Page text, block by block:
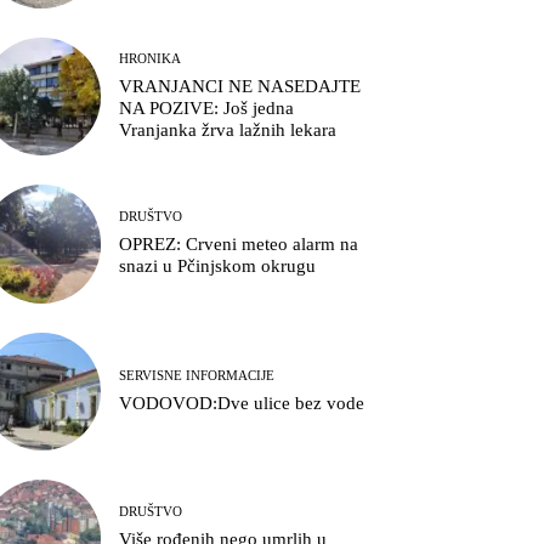
HRONIKA
VRANJANCI NE NASEDAJTE
NA POZIVE: Još jedna
Vranjanka žrva lažnih lekara
DRUŠTVO
OPREZ: Crveni meteo alarm na
snazi u Pčinjskom okrugu
SERVISNE INFORMACIJE
VODOVOD:Dve ulice bez vode
DRUŠTVO
Više rođenih nego umrlih u